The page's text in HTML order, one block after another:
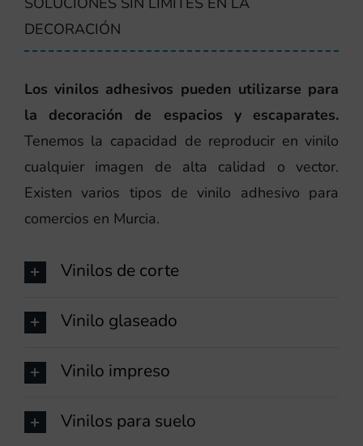
DECORACIÓN
Los vinilos adhesivos pueden utilizarse para
la decoración de espacios y escaparates.
Tenemos la capacidad de reproducir en vinilo
cualquier imagen de alta calidad o vector.
Existen varios tipos de vinilo adhesivo para
comercios en Murcia.
Vinilos de corte
Vinilo glaseado
Vinilo impreso
Vinilos para suelo